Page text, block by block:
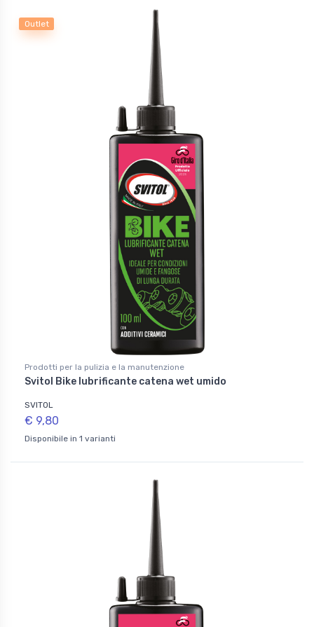
Outlet
Prodotti per la pulizia e la manutenzione
Svitol Bike lubrificante catena wet umido
SVITOL
€ 9,80
Disponibile in 1 varianti